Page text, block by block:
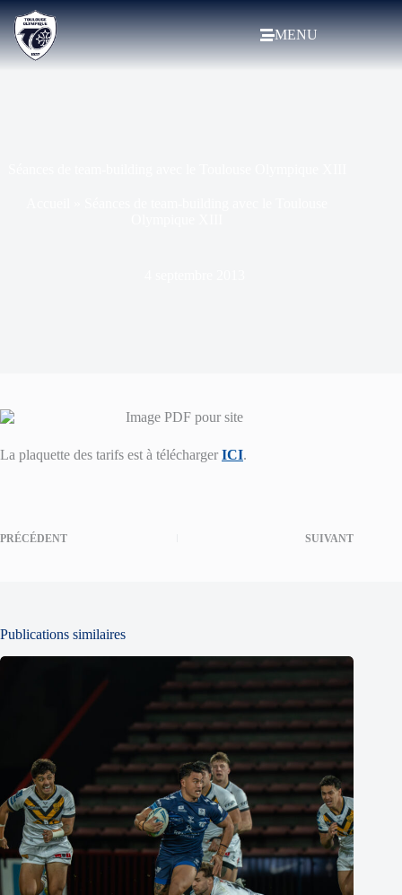
MENU
La plaquette des tarifs est à télécharger ICI.
PRÉCÉDENT SUIVANT
Publications similaires